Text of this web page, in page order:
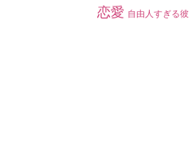
恋愛 自由人すぎる彼